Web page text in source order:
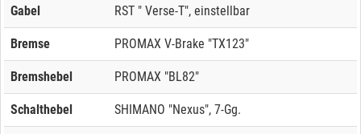
Gabel RST " Verse-T", einstellbar
Bremse PROMAX V-Brake "TX123"
Bremshebel PROMAX "BL82"
Schalthebel SHIMANO "Nexus", 7-Gg.